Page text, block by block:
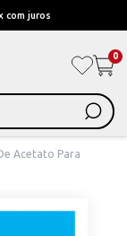
com juros
0
Acetato Para